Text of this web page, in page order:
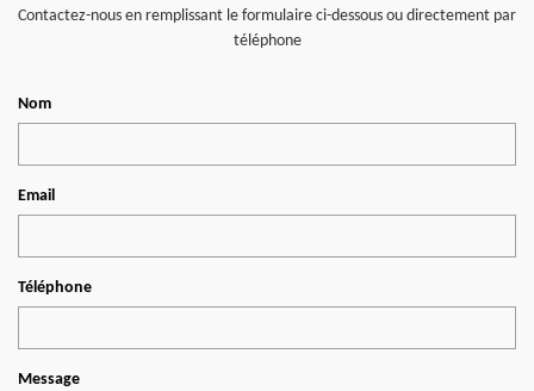
Contactez-nous en remplissant le formulaire ci-dessous ou directement par
téléphone
Nom
Email
Téléphone
Message